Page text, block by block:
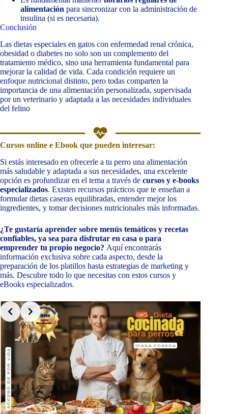
alimentación para sincronizar con la administración de
insulina (si es necesaria).
Conclusión
Las dietas especiales en gatos con enfermedad renal crónica,
obesidad o diabetes no solo son un complemento del
tratamiento médico, sino una herramienta fundamental para
mejorar la calidad de vida. Cada condición requiere un
enfoque nutricional distinto, pero todas comparten la
importancia de una alimentación personalizada, supervisada
por un veterinario y adaptada a las necesidades individuales
del felino
Cursos online e Ebook que pueden interesar:
Si estás interesado en ofrecerle a tu perro una alimentación
más saludable y adaptada a sus necesidades, una excelente
opción es profundizar en el tema a través de cursos y e-books
especializados. Existen recursos prácticos que te enseñan a
formular dietas caseras equilibradas, entender mejor los
ingredientes, y tomar decisiones nutricionales más informadas.
¿Te gustaría aprender sobre menús temáticos y recetas
confiables, ya sea para disfrutar en casa o para
emprender tu propio negocio? Aquí encontrarás
información exclusiva sobre cada aspecto, desde la
preparación de los platillos hasta estrategias de marketing y
más. Descubre todo lo que necesitas con estos cursos y
eBooks especializados.
Slide 2 of 9